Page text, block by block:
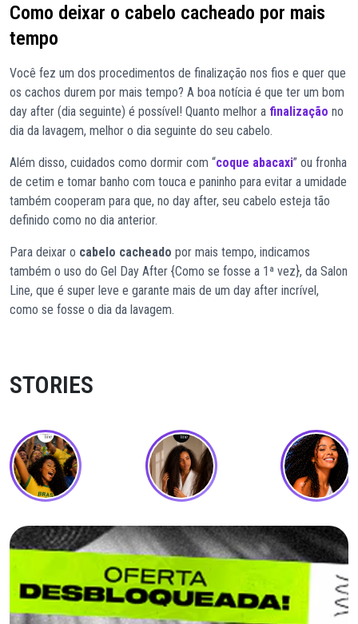
Como deixar o cabelo cacheado por mais
tempo
Você fez um dos procedimentos de finalização nos fios e quer que
os cachos durem por mais tempo? A boa notícia é que ter um bom
day after (dia seguinte) é possível! Quanto melhor a finalização no
dia da lavagem, melhor o dia seguinte do seu cabelo.
Além disso, cuidados como dormir com “coque abacaxi” ou fronha
de cetim e tomar banho com touca e paninho para evitar a umidade
também cooperam para que, no day after, seu cabelo esteja tão
definido como no dia anterior.
Para deixar o cabelo cacheado por mais tempo, indicamos
também o uso do Gel Day After {Como se fosse a 1ª vez}, da Salon
Line, que é super leve e garante mais de um day after incrível,
como se fosse o dia da lavagem.
STORIES